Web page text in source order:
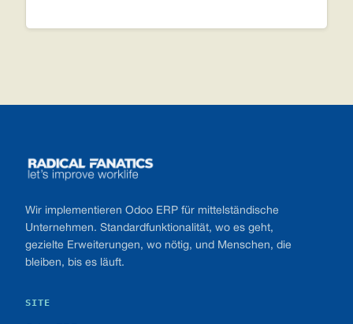
Wir implementieren Odoo ERP für mittelständische
Unternehmen. Standardfunktionalität, wo es geht,
gezielte Erweiterungen, wo nötig, und Menschen, die
bleiben, bis es läuft.
SITE